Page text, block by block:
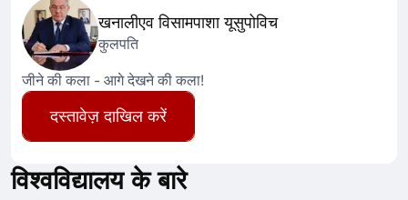
खनालीएव विसामपाशा यूसुपोविच
कुलपति
जीने की कला - आगे देखने की कला!
दस्तावेज़ दाखिल करें
विश्वविद्यालय के बारे